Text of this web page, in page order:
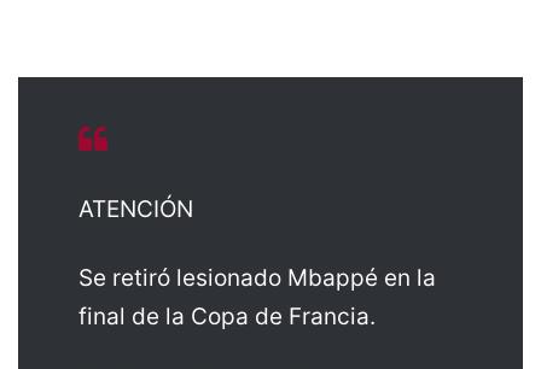
ATENCIÓN
Se retiró lesionado Mbappé en la
final de la Copa de Francia.